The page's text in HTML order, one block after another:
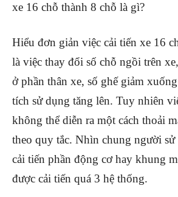
xe 16 chỗ thành 8 chỗ là gì?
Hiểu đơn giản việc cải tiến xe 16
là việc thay đổi số chỗ ngồi trên
ở phần thân xe, số ghế giảm
tích sử dụng tăng lên. Tuy nhiên
không thể diễn ra một cách thoải
theo quy tắc. Nhìn chung người
cải tiến phần động cơ hay khung
được cải tiến quá 3 hệ thống.